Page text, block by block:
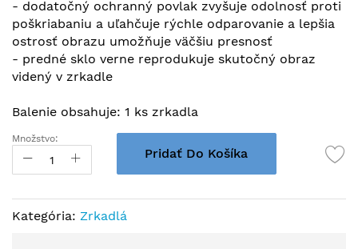
- dodatočný ochranný povlak zvyšuje odolnosť proti
poškriabaniu a uľahčuje rýchle odparovanie a lepšia
ostrosť obrazu umožňuje väčšiu presnosť
- predné sklo verne reprodukuje skutočný obraz
videný v zrkadle
Balenie obsahuje: 1 ks zrkadla
Množstvo:
Pridať Do Košíka
Kategória: Zrkadlá